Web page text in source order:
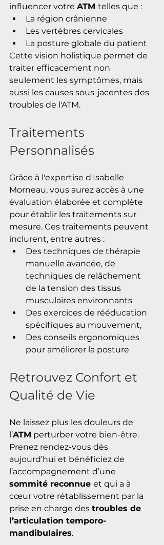
influencer votre ATM telles que :
La région crânienne
Les vertèbres cervicales
La posture globale du patient
Cette vision holistique permet de
traiter efficacement non
seulement les symptômes, mais
aussi les causes sous-jacentes des
troubles de l'ATM.
Traitements
Personnalisés
Grâce à l'expertise d'Isabelle
Morneau, vous aurez accès à une
évaluation élaborée et complète
pour établir les traitements sur
mesure. Ces traitements peuvent
inclurent, entre autres :
Des techniques de thérapie
manuelle avancée, de
techniques de relâchement
de la tension des tissus
musculaires environnants
Des exercices de rééducation
spécifiques au mouvement,
Des conseils ergonomiques
pour améliorer la posture
Retrouvez Confort et
Qualité de Vie
Ne laissez plus les douleurs de
l’ATM perturber votre bien-être.
Prenez rendez-vous dès
aujourd’hui et bénéficiez de
l’accompagnement d’une
sommité reconnue et qui a à
cœur votre rétablissement par la
prise en charge des troubles de
l’articulation temporo-
mandibulaires.